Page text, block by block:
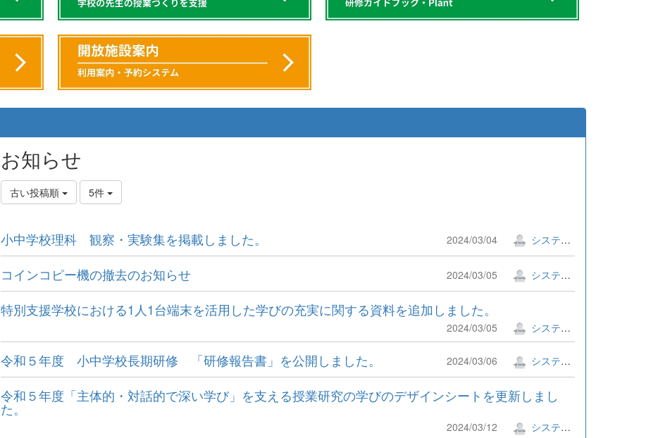
お知らせ
古い投稿順 5件
小中学校理科 観察・実験集を掲載しました。 2024/03/04 システム管理者
コインコピー機の撤去のお知らせ 2024/03/05 システム管理者
特別支援学校における1人1台端末を活用した学びの充実に関する資料を追加しました。
2024/03/05 システム管理者
令和５年度 小中学校長期研修 「研修報告書」を公開しました。 2024/03/06 システム管理者
令和５年度「主体的・対話的で深い学び」を支える授業研究の学びのデザインシートを更新しまし
た。
2024/03/12 システム管理者